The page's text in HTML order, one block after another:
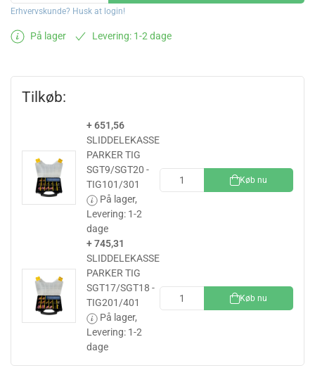
Erhvervskunde? Husk at login!
På lager Levering: 1-2 dage
Tilkøb:
+ 651,56
SLIDDELEKASSE
PARKER TIG
SGT9/SGT20 -
TIG101/301
På lager,
Levering: 1-2
dage
Køb nu
+ 745,31
SLIDDELEKASSE
PARKER TIG
SGT17/SGT18 -
TIG201/401
På lager,
Levering: 1-2
dage
Køb nu